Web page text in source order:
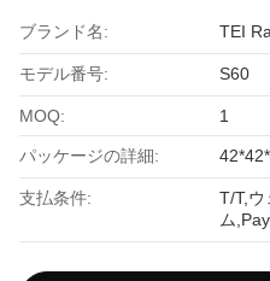
ブランド名: TEI
モデル番号: S60
MOQ: 1
パッケージの詳細:
支払条件:
T/T,ウ
ム